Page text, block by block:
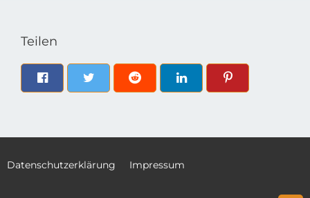
Teilen
Datenschutzerklärung Impressum